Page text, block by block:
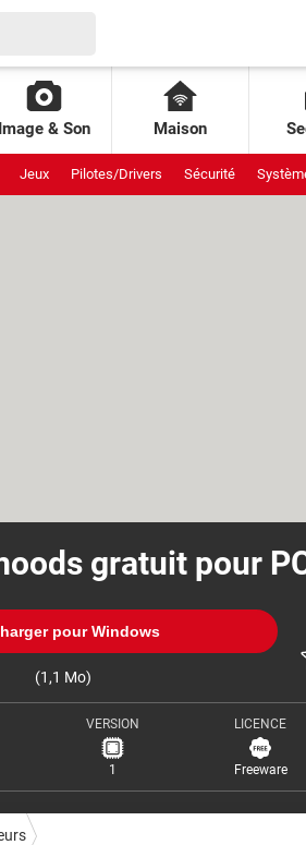
Image & Son Maison
Jeux Pilotes/Drivers Sécurité
gratuit pour
pour Windows
(1,1 Mo)
VERSION
1
LICENCE
Freeware